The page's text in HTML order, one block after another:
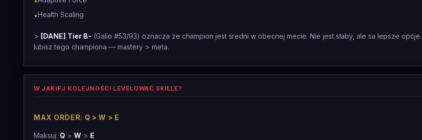
•Health Scaling
> [DANE] Tier B- (Galio #53/93) oznacza ze champion jest średni w obecnej mecie. Nie jest słaby, ale sa lepsze
lubisz tego championa — mastery > meta.
W JAKIEJ KOLEJNOŚCI LEVELOWAĆ SKILLE?
MAX ORDER: Q > W > E
Maksuj: Q > W > E